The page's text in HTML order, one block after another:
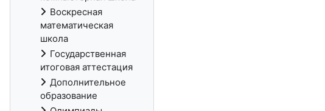
Воскресная
математическая
школа
Государственная
итоговая аттестация
Дополнительное
образование